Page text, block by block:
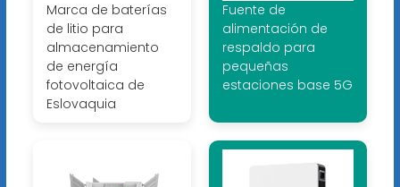
Marca de baterías
de litio para
almacenamiento
de energía
fotovoltaica de
Eslovaquia
Fuente de
alimentación de
respaldo para
pequeñas
estaciones base 5G